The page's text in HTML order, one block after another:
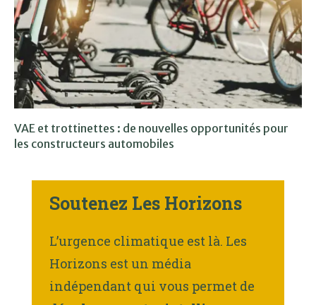
VAE et trottinettes : de nouvelles opportunités pour
les constructeurs automobiles
Soutenez Les Horizons
L’urgence climatique est là. Les
Horizons est un média
indépendant qui vous permet de